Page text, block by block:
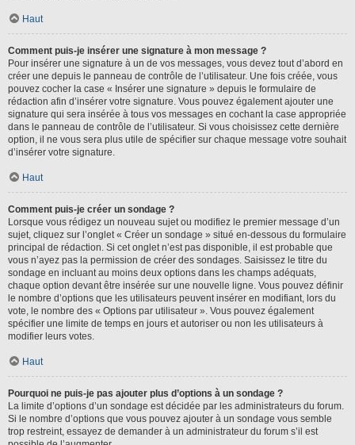
Haut
Comment puis-je insérer une signature à mon message ?
Pour insérer une signature à un de vos messages, vous devez tout d’abord en
créer une depuis le panneau de contrôle de l’utilisateur. Une fois créée, vous
pouvez cocher la case « Insérer une signature » depuis le formulaire de
rédaction afin d’insérer votre signature. Vous pouvez également ajouter une
signature qui sera insérée à tous vos messages en cochant la case appropriée
dans le panneau de contrôle de l’utilisateur. Si vous choisissez cette dernière
option, il ne vous sera plus utile de spécifier sur chaque message votre souhait
d’insérer votre signature.
Haut
Comment puis-je créer un sondage ?
Lorsque vous rédigez un nouveau sujet ou modifiez le premier message d’un
sujet, cliquez sur l’onglet « Créer un sondage » situé en-dessous du formulaire
principal de rédaction. Si cet onglet n’est pas disponible, il est probable que
vous n’ayez pas la permission de créer des sondages. Saisissez le titre du
sondage en incluant au moins deux options dans les champs adéquats,
chaque option devant être insérée sur une nouvelle ligne. Vous pouvez définir
le nombre d’options que les utilisateurs peuvent insérer en modifiant, lors du
vote, le nombre des « Options par utilisateur ». Vous pouvez également
spécifier une limite de temps en jours et autoriser ou non les utilisateurs à
modifier leurs votes.
Haut
Pourquoi ne puis-je pas ajouter plus d’options à un sondage ?
La limite d’options d’un sondage est décidée par les administrateurs du forum.
Si le nombre d’options que vous pouvez ajouter à un sondage vous semble
trop restreint, essayez de demander à un administrateur du forum s’il est